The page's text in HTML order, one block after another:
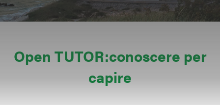
Open TUTOR:conoscere per
capire